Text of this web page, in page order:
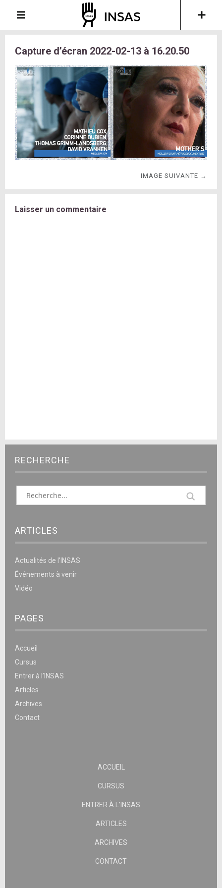
Capture d’écran 2022-02-13 à 16.20.50
IMAGE SUIVANTE →
Laisser un commentaire
RECHERCHE
ARTICLES
Actualités de l’INSAS
Événements à venir
Vidéo
PAGES
Accueil
Cursus
Entrer à l’INSAS
Articles
Archives
Contact
ACCUEIL
CURSUS
ENTRER À L’INSAS
ARTICLES
ARCHIVES
CONTACT